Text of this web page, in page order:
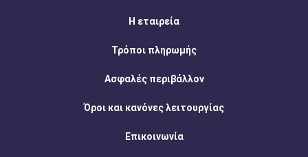
Η εταιρεία
Τρόποι πληρωμής
Ασφαλές περιβάλλον
Όροι και κανόνες λειτουργίας
Επικοινωνία